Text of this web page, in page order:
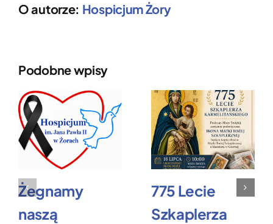
O autorze: Hospicjum Żory
Podobne wpisy
Żegnamy
naszą
775 Lecie
Szkaplerza